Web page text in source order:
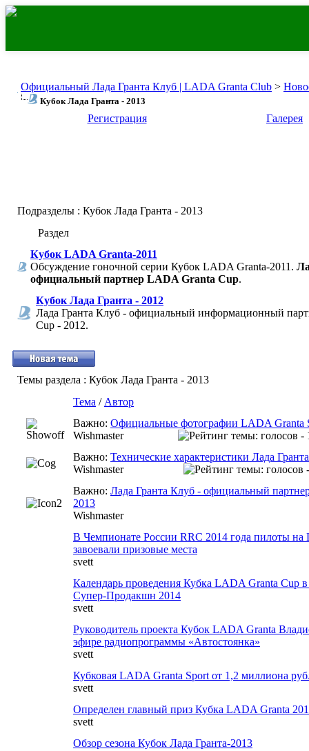
Официальный Лада Гранта Клуб | LADA Granta Club >
Кубок Лада Гранта - 2013
Регистрация Галерея
Подразделы : Кубок Лада Гранта - 2013
Раздел
Кубок LADA Granta-2011
Обсуждение гоночной серии Кубок LADA Granta-2011.
официальный партнер LADA Granta Cup.
Кубок Лада Гранта - 2012
Лада Гранта Клуб - официальный информационный
Cup - 2012.
Темы раздела : Кубок Лада Гранта - 2013
Тема / Автор
Важно: Официальные фотографии LADA Granta
Wishmaster
Важно: Технические характеристики Лада
Wishmaster
Важно: Лада Гранта Клуб - официальный
2013
Wishmaster
В Чемпионате России RRC 2014 года пилоты на
завоевали призовые места
svett
Календарь проведения Кубка LADA Granta Cup в
Супер-Продакшн 2014
svett
Руководитель проекта Кубок LADA Granta
эфире радиопрограммы «Автостоянка»
svett
Кубковая LADA Granta Sport от 1,2 миллиона
svett
Определен главный приз Кубка LADA Granta
svett
Обзор сезона Кубок Лада Гранта-2013